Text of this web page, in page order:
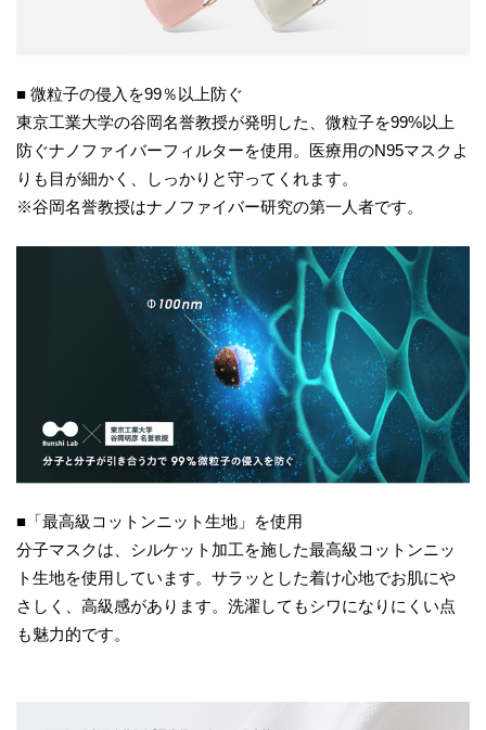
■ 微粒子の侵入を99％以上防ぐ
東京工業大学の谷岡名誉教授が発明した、微粒子を99%以上
防ぐナノファイバーフィルターを使用。医療用のN95マスクよ
りも目が細かく、しっかりと守ってくれます。
※谷岡名誉教授はナノファイバー研究の第一人者です。
■「最高級コットンニット生地」を使用
分子マスクは、シルケット加工を施した最高級コットンニッ
ト生地を使用しています。サラッとした着け心地でお肌にや
さしく、高級感があります。洗濯してもシワになりにくい点
も魅力的です。